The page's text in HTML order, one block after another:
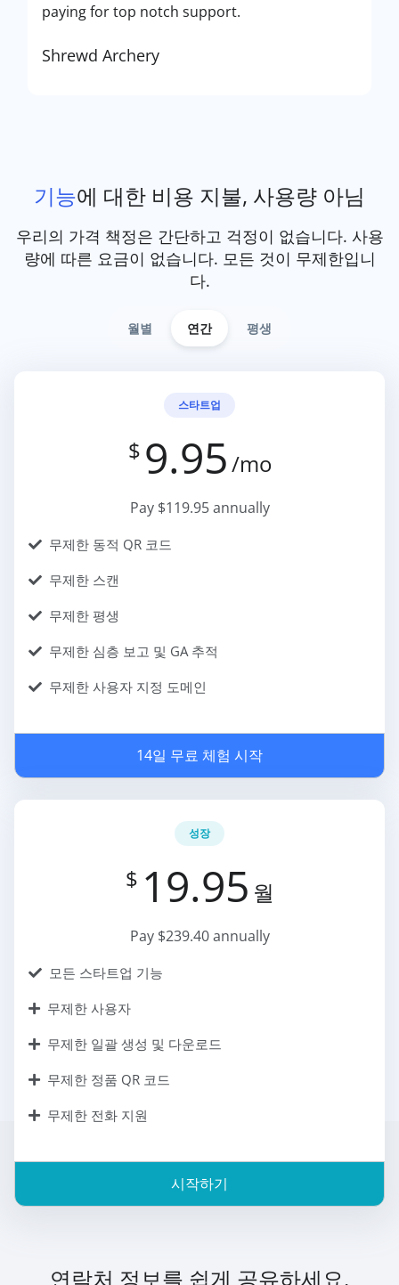
paying for top notch support.
Shrewd Archery
기능에 대한 비용 지불, 사용량 아님
우리의 가격 책정은 간단하고 걱정이 없습니다. 사용
량에 따른 요금이 없습니다. 모든 것이 무제한입니
다.
월별 연간 평생
스타트업
$ 9.95/mo
Pay $119.95 annually
무제한 동적 QR 코드
무제한 스캔
무제한 평생
무제한 심층 보고 및 GA 추적
무제한 사용자 지정 도메인
14일 무료 체험 시작
성장
$ 19.95 월
Pay $239.40 annually
모든 스타트업 기능
무제한 사용자
무제한 일괄 생성 및 다운로드
무제한 정품 QR 코드
무제한 전화 지원
시작하기
연락처 정보를 쉽게 공유하세요.